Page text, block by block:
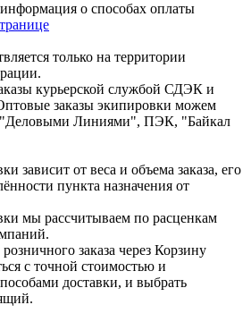
о способах оплаты
только на территории
курьерской службой СДЭК и
заказы экипировки можем
"Деловыми Линиями", ПЭК, "Байкал
зависит от веса и объема заказа, его
пункта назначения от
мы рассчитываем по расценкам
заказа через Корзину
с точной стоимостью и
доставки, и выбрать